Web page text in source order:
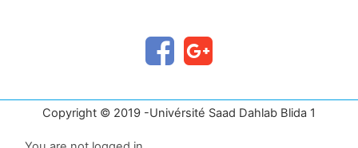
Copyright © 2019 -Univérsité Saad Dahlab Blida 1